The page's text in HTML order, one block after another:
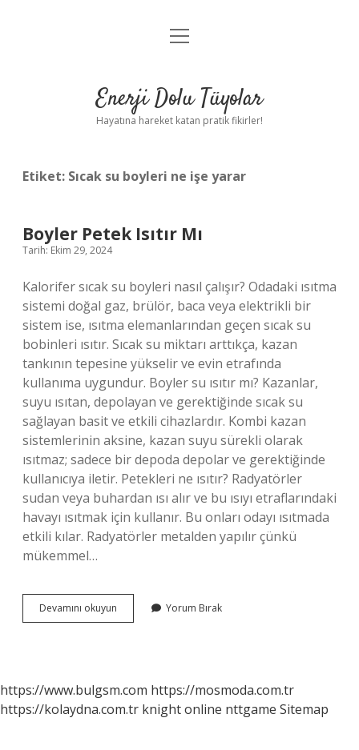
Anasayfa
Yasal Uyarı
menüyü
Enerji Dolu Tüyolar
Hayatına hareket katan pratik fikirler!
Etiket: Sıcak su boyleri ne işe yarar
Boyler Petek Isıtır Mı
Tarih: Ekim 29, 2024
Kalorifer sıcak su boyleri nasıl çalışır? Odadaki ısıtma
sistemi doğal gaz, brülör, baca veya elektrikli bir
sistem ise, ısıtma elemanlarından geçen sıcak su
bobinleri ısıtır. Sıcak su miktarı arttıkça, kazan
tankının tepesine yükselir ve evin etrafında
kullanıma uygundur. Boyler su ısıtır mı? Kazanlar,
suyu ısıtan, depolayan ve gerektiğinde sıcak su
sağlayan basit ve etkili cihazlardır. Kombi kazan
sistemlerinin aksine, kazan suyu sürekli olarak
ısıtmaz; sadece bir depoda depolar ve gerektiğinde
kullanıcıya iletir. Petekleri ne ısıtır? Radyatörler
sudan veya buhardan ısı alır ve bu ısıyı etraflarındaki
havayı ısıtmak için kullanır. Bu onları odayı ısıtmada
etkili kılar. Radyatörler metalden yapılır çünkü
mükemmel…
Devamını okuyun
Petek
Yorum Bırak
https://www.bulgsm.com https://mosmoda.com.tr
https://kolaydna.com.tr knight online nttgame Sitemap